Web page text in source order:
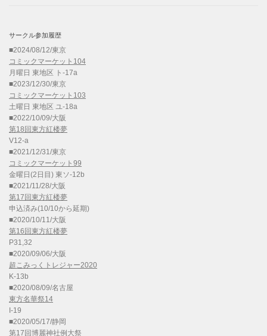
サークル参加履歴
■2024/08/12/東京
コミックマーケット104
月曜日 東地区 ト-17a
■2023/12/30/東京
コミックマーケット103
土曜日 東地区 ユ-18a
■2022/10/09/大阪
第18回東方紅楼夢
V12-a
■2021/12/31/東京
コミックマーケット99
金曜日(2日目) 東ソ-12b
■2021/11/28/大阪
第17回東方紅楼夢
申込済み(10/10から延期)
■2020/10/11/大阪
第16回東方紅楼夢
P31,32
■2020/09/06/大阪
超こみっくトレジャー2020
K-13b
■2020/08/09/名古屋
東方名華祭14
I-19
■2020/05/17/静岡
第17回博麗神社例大祭